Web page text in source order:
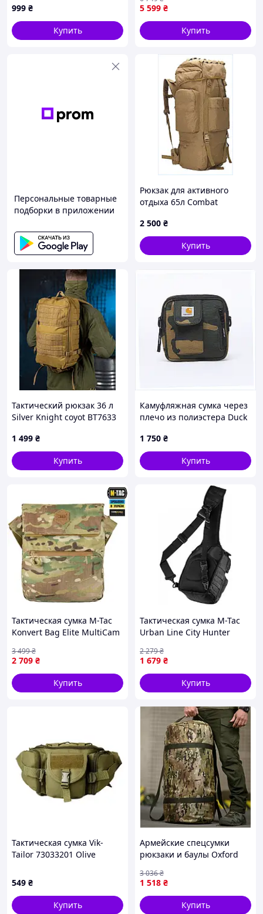
Длина: 82 см
Производитель: Kiborg
999 ₴
Купить
5 599 ₴
Купить
Персональные товарные
подборки в приложении
Рюкзак для активного
отдыха 65л Combat
2 500 ₴
Купить
Тактический рюкзак 36 л
Silver Knight coyot ВТ7633
1 499 ₴
Купить
Камуфляжная сумка через
плечо из полиэстера Duck
1 750 ₴
Купить
Тактическая сумка M-Tac
Konvert Bag Elite MultiCam
2 709 ₴
3 499₴
Купить
Тактическая сумка M-Tac
Urban Line City Hunter
1 679 ₴
2 279₴
Купить
Тактическая сумка Vik-
Tailor 73033201 Olive
549 ₴
Купить
Армейские спецсумки
рюкзаки и баулы Oxford
37
1 518 ₴
3 036₴
Купить